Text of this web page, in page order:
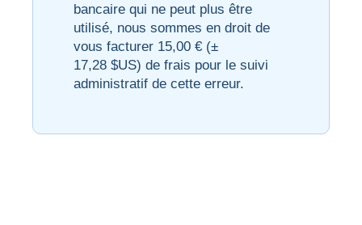
bancaire qui ne peut plus être
utilisé, nous sommes en droit de
vous facturer 15,00 € (±
17,28 $US) de frais pour le suivi
administratif de cette erreur.